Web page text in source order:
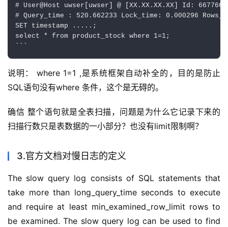
# User@Host uwser[uwser] @ [XX.XX.XX.XX] Id: 667766
# Query_time : 520.662233 Lock_time: 0.000296
SET timestamp .....;
select * from product_stock where 1=1;
说明： where 1=1 ,是系统框架自动补全的，目的是防止
SQL语句没有where 条件，这个是无碍的。
确信 整个语句就是全表扫描，问题是为什么它记录下来的
扫描行数只是表数据的一小部分？也没有limit限制啊？
3.官方文档对慢日志的定义
The slow query log consists of SQL statements that
take more than long_query_time seconds to execute
and require at least min_examined_row_limit rows to
be examined. The slow query log can be used to find